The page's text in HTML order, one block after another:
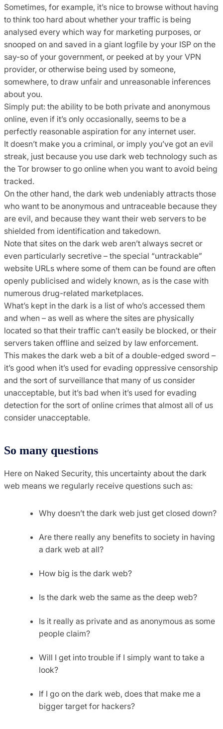
Sometimes, for example, it’s nice to browse without having
to think too hard about whether your traffic is being
analysed every which way for marketing purposes, or
snooped on and saved in a giant logfile by your ISP on the
say-so of your government, or peeked at by your VPN
provider, or otherwise being used by someone,
somewhere, to draw unfair and unreasonable inferences
about you.
Simply put: the ability to be both private and anonymous
online, even if it’s only occasionally, seems to be a
perfectly reasonable aspiration for any internet user.
It doesn’t make you a criminal, or imply you’ve got an evil
streak, just because you use dark web technology such as
the Tor browser to go online when you want to avoid being
tracked.
On the other hand, the dark web undeniably attracts those
who want to be anonymous and untraceable because they
are evil, and because they want their web servers to be
shielded from identification and takedown.
Note that sites on the dark web aren’t always secret or
even particularly secretive – the special “untrackable”
website URLs where some of them can be found are often
openly publicised and widely known, as is the case with
numerous drug-related marketplaces.
What’s kept in the dark is a list of who’s accessed them
and when – as well as where the sites are physically
located so that their traffic can’t easily be blocked, or their
servers taken offline and seized by law enforcement.
This makes the dark web a bit of a double-edged sword –
it’s good when it’s used for evading oppressive censorship
and the sort of surveillance that many of us consider
unacceptable, but it’s bad when it’s used for evading
detection for the sort of online crimes that almost all of us
consider unacceptable.
So many questions
Here on Naked Security, this uncertainty about the dark
web means we regularly receive questions such as:
Why doesn’t the dark web just get closed down?
Are there really any benefits to society in having
a dark web at all?
How big is the dark web?
Is the dark web the same as the deep web?
Is it really as private and as anonymous as some
people claim?
Will I get into trouble if I simply want to take a
look?
If I go on the dark web, does that make me a
bigger target for hackers?